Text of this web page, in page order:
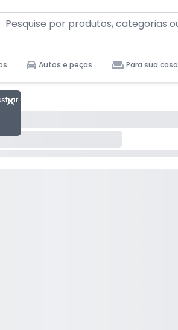
as melhores ofertas para você.
Autos e peças Para sua casa